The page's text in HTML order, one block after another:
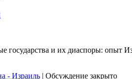
государства и их диаспоры:
- Израиль | Обсуждение закрыто